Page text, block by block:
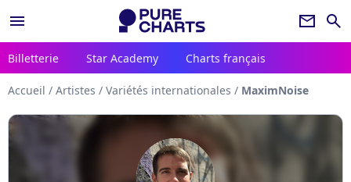
menu newsletter search
Billetterie Star Academy Charts français
Accueil / Artistes / Variétés internationales / MaximNoise